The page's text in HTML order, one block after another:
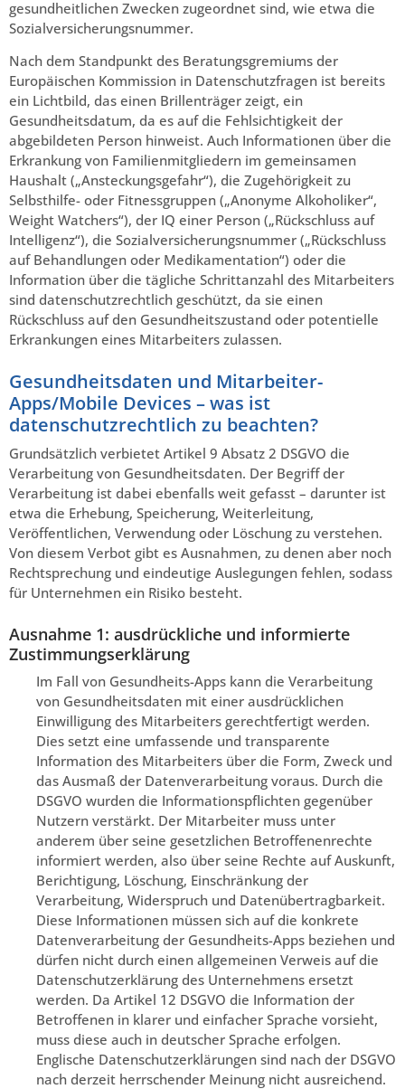
gesundheitlichen Zwecken zugeordnet sind, wie etwa die
Sozialversicherungsnummer.
Nach dem Standpunkt des Beratungsgremiums der
Europäischen Kommission in Datenschutzfragen ist bereits
ein Lichtbild, das einen Brillenträger zeigt, ein
Gesundheitsdatum, da es auf die Fehlsichtigkeit der
abgebildeten Person hinweist. Auch Informationen über die
Erkrankung von Familienmitgliedern im gemeinsamen
Haushalt („Ansteckungsgefahr“), die Zugehörigkeit zu
Selbsthilfe- oder Fitnessgruppen („Anonyme Alkoholiker“,
Weight Watchers“), der IQ einer Person („Rückschluss auf
Intelligenz“), die Sozialversicherungsnummer („Rückschluss
auf Behandlungen oder Medikamentation“) oder die
Information über die tägliche Schrittanzahl des Mitarbeiters
sind datenschutzrechtlich geschützt, da sie einen
Rückschluss auf den Gesundheitszustand oder potentielle
Erkrankungen eines Mitarbeiters zulassen.
Gesundheitsdaten und Mitarbeiter-
Apps/Mobile Devices – was ist
datenschutzrechtlich zu beachten?
Grundsätzlich verbietet Artikel 9 Absatz 2 DSGVO die
Verarbeitung von Gesundheitsdaten. Der Begriff der
Verarbeitung ist dabei ebenfalls weit gefasst – darunter ist
etwa die Erhebung, Speicherung, Weiterleitung,
Veröffentlichen, Verwendung oder Löschung zu verstehen.
Von diesem Verbot gibt es Ausnahmen, zu denen aber noch
Rechtsprechung und eindeutige Auslegungen fehlen, sodass
für Unternehmen ein Risiko besteht.
Ausnahme 1: ausdrückliche und informierte
Zustimmungserklärung
Im Fall von Gesundheits-Apps kann die Verarbeitung
von Gesundheitsdaten mit einer ausdrücklichen
Einwilligung des Mitarbeiters gerechtfertigt werden.
Dies setzt eine umfassende und transparente
Information des Mitarbeiters über die Form, Zweck und
das Ausmaß der Datenverarbeitung voraus. Durch die
DSGVO wurden die Informationspflichten gegenüber
Nutzern verstärkt. Der Mitarbeiter muss unter
anderem über seine gesetzlichen Betroffenenrechte
informiert werden, also über seine Rechte auf Auskunft,
Berichtigung, Löschung, Einschränkung der
Verarbeitung, Widerspruch und Datenübertragbarkeit.
Diese Informationen müssen sich auf die konkrete
Datenverarbeitung der Gesundheits-Apps beziehen und
dürfen nicht durch einen allgemeinen Verweis auf die
Datenschutzerklärung des Unternehmens ersetzt
werden. Da Artikel 12 DSGVO die Information der
Betroffenen in klarer und einfacher Sprache vorsieht,
muss diese auch in deutscher Sprache erfolgen.
Englische Datenschutzerklärungen sind nach der DSGVO
nach derzeit herrschender Meinung nicht ausreichend.